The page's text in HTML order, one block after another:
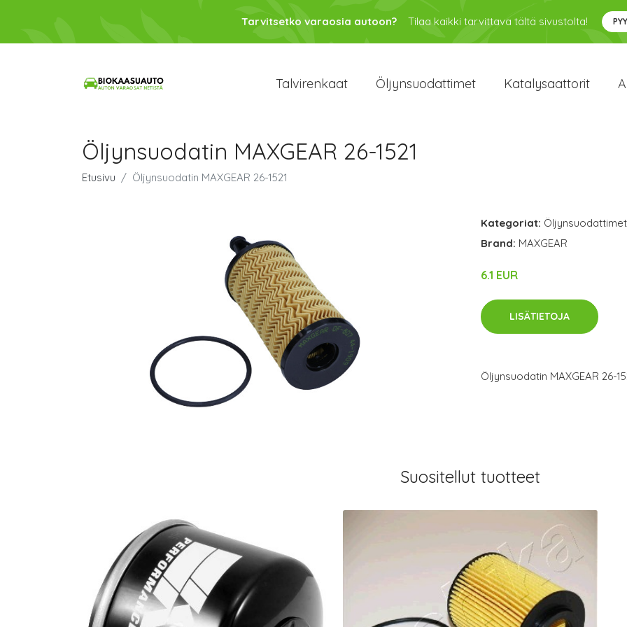
Tarvitsetko varaosia autoon? Tilaa kaikki tarvittava tältä sivustolta!
Talvirenkaat Öljynsuodattimet Katalysaattorit
Öljynsuodatin MAXGEAR 26-1521
Etusivu Öljynsuodatin MAXGEAR 26-1521
Kategoriat: Öljynsuodattimet
Brand: MAXGEAR
6.1 EUR
LISÄTIETOJA
Öljynsuodatin MAXGEAR 26-
Suositellut tuotteet